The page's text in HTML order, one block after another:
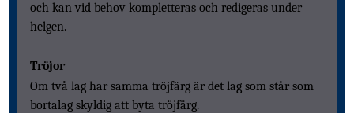
och kan vid behov kompletteras och redigeras under
helgen.
Tröjor
Om två lag har samma tröjfärg är det lag som står som
bortalag skyldig att byta tröjfärg.